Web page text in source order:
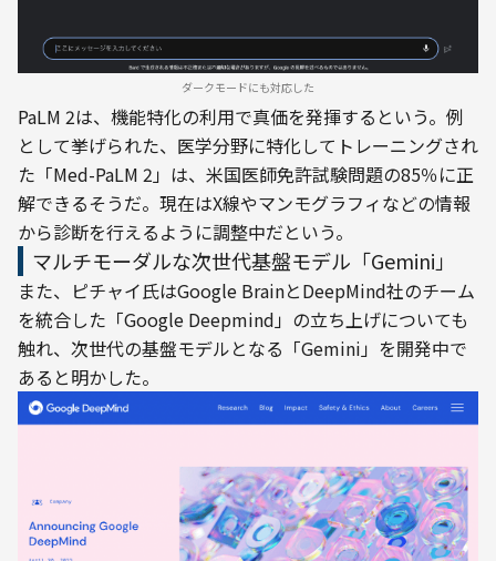
ダークモードにも対応した
PaLM 2は、機能特化の利用で真価を発揮するという。例
として挙げられた、医学分野に特化してトレーニングされ
た「Med-PaLM 2」は、米国医師免許試験問題の85％に正
解できるそうだ。現在はX線やマンモグラフィなどの情報
から診断を行えるように調整中だという。
マルチモーダルな次世代基盤モデル「Gemini」
また、ピチャイ氏はGoogle BrainとDeepMind社のチーム
を統合した「Google Deepmind」の立ち上げについても
触れ、次世代の基盤モデルとなる「Gemini」を開発中で
あると明かした。